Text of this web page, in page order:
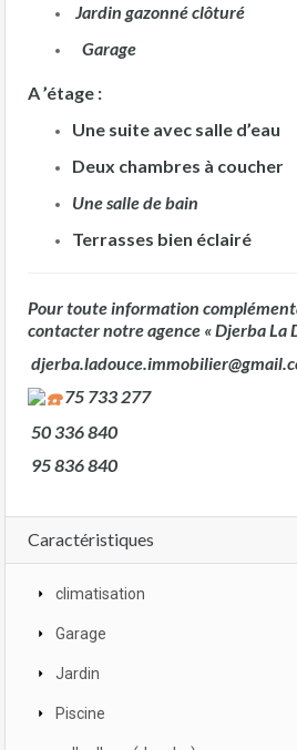
Jardin gazonné clôturé
Garage
A ’étage :
Une suite avec salle d’eau
Deux chambres à coucher
Une salle de bain
Terrasses bien éclairé
Pour toute information
contacter notre agence « Djerba La
75 733 277
50 336 840
95 836 840
Caractéristiques
climatisation
Garage
Jardin
Piscine